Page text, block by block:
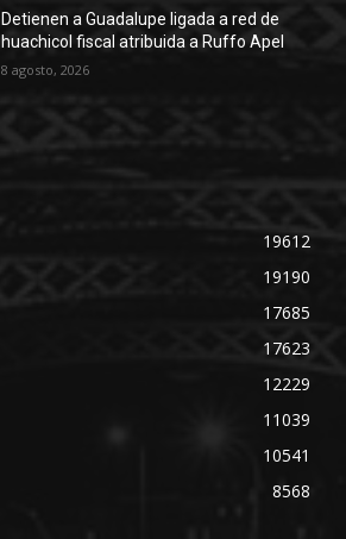
Detienen a Guadalupe ligada a red de
huachicol fiscal atribuida a Ruffo Apel
8 agosto, 2026
19612
19190
17685
17623
12229
11039
10541
8568